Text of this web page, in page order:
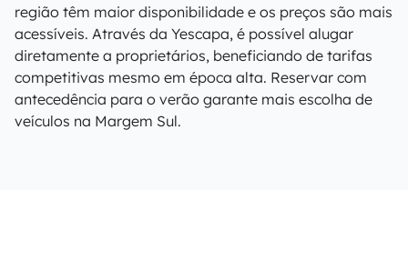
região têm maior disponibilidade e os preços são mais
acessíveis. Através da Yescapa, é possível alugar
diretamente a proprietários, beneficiando de tarifas
competitivas mesmo em época alta. Reservar com
antecedência para o verão garante mais escolha de
veículos na Margem Sul.